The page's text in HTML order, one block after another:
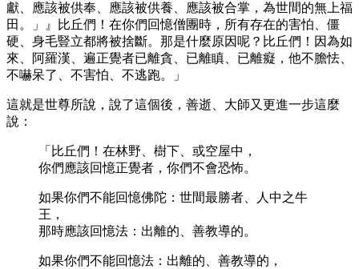
獻、應該被供奉、應該被供養、應該被合掌，為世間的無上福
田。」』比丘們！在你們回憶僧團時，所有存在的害怕、僵
硬、身毛豎立都將被捨斷。那是什麼原因呢？比丘們！因為如
來、阿羅漢、遍正覺者已離貪、已離瞋、已離癡，他不膽怯、
不嚇呆了、不害怕、不逃跑。」
這就是世尊所說，說了這個後，善逝、大師又更進一步這麼
說：
「比丘們！在林野、樹下、或空屋中，
你們應該回憶正覺者，你們不會恐怖。
如果你們不能回憶佛陀：世間最勝者、人中之牛
王，
那時應該回憶法：出離的、善教導的。
如果你們不能回憶法：出離的、善教導的，